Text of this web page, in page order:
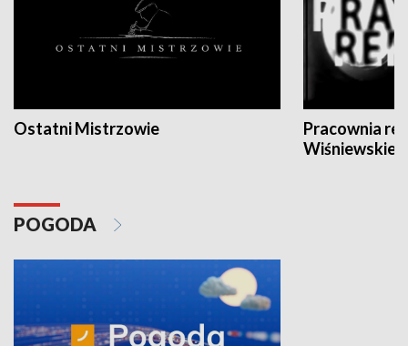
Ostatni Mistrzowie
Pracownia
POGODA